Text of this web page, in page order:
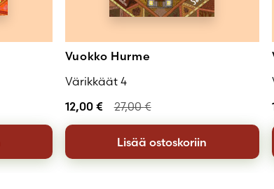
Vuokko Hurme
Värikkäät 4
12,00 € 27,00€
Lisää ostoskoriin